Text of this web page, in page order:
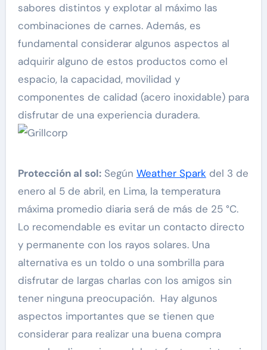
sabores distintos y explotar al máximo las
combinaciones de carnes. Además, es
fundamental considerar algunos aspectos al
adquirir alguno de estos productos como el
espacio, la capacidad, movilidad y
componentes de calidad (acero inoxidable) para
disfrutar de una experiencia duradera.
Protección al sol:Según Weather Spark del 3 de
enero al 5 de abril, en Lima, la temperatura
máxima promedio diaria será de más de 25 °C.
Lo recomendable es evitar un contacto directo
y permanente con los rayos solares. Una
alternativa es un toldo o una sombrilla para
disfrutar de largas charlas con los amigos sin
tener ninguna preocupación. Hay algunos
aspectos importantes que se tienen que
considerar para realizar una buena compra